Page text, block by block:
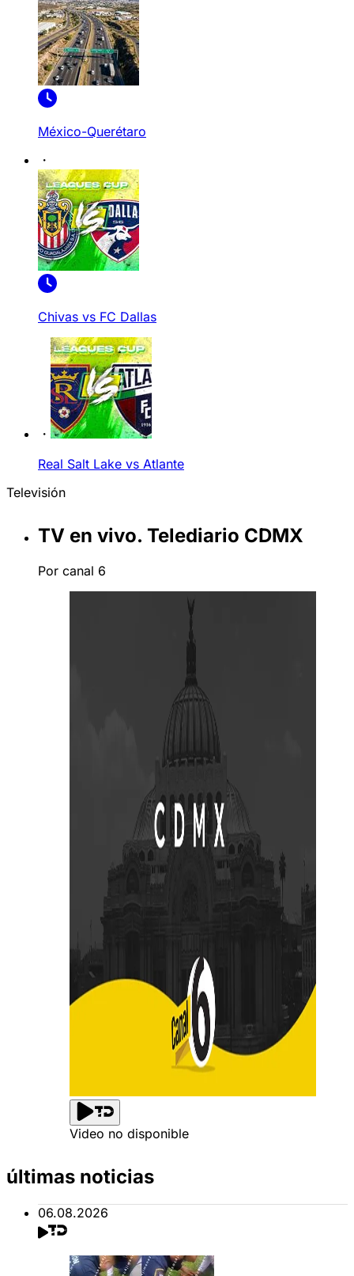
México-Querétaro
Chivas vs FC Dallas
Real Salt Lake vs Atlante
Televisión
TV en vivo. Telediario CDMX
Por canal 6
Video no disponible
últimas noticias
06.08.2026